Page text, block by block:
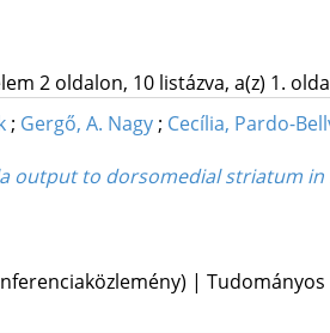
2 oldalon, 10 listázva, a(z) 1.
; Gergő, A. Nagy; Cecília, Pardo-
output to dorsomedial striatum in
| Tudományos